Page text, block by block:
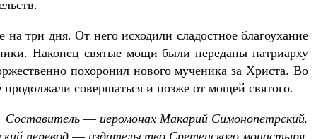
на три дня. От него исходили сладостное благоухание
Наконец святые мощи были переданы патриарху
похоронил нового мученика за Христа. Во
продолжали совершаться и позже от мощей святого.
Составитель — иеромонах Макарий Симонопетрский,
перевод — издательство Сретенского монастыря.